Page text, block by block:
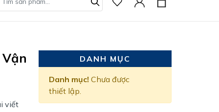
viết
DANH MỤC
Danh mục! Chưa được
thiết lập.